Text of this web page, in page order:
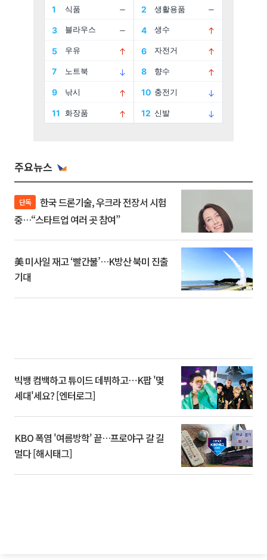
주요뉴스
단독
중…“스타트업 여러 곳 참여”
美 미사일 재고 ‘빨간불’…K방산 북미 진출
기대
빅뱅 컴백하고 튜이드 데뷔하고⋯K팝 '몇
세대'세요? [엔터로그]
KBO 폭염 '여름방학' 끝…프로야구 갈 길
멀다 [해시태그]